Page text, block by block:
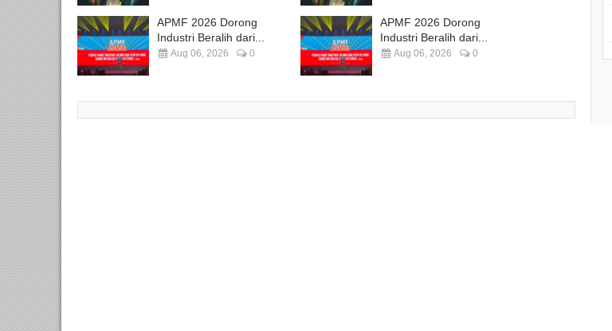
APMF 2026 Dorong
Industri Beralih dari...
Aug 06, 2026 0
APMF 2026 Dorong
Industri Beralih dari...
Aug 06, 2026 0